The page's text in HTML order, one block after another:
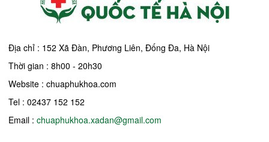
Địa chỉ : 152 Xã Đàn, Phương Liên, Đống Đa, Hà Nội
Thời gian : 8h00 - 20h30
Website : chuaphukhoa.com
Tel : 02437 152 152
Email : chuaphukhoa.xadan@gmail.com